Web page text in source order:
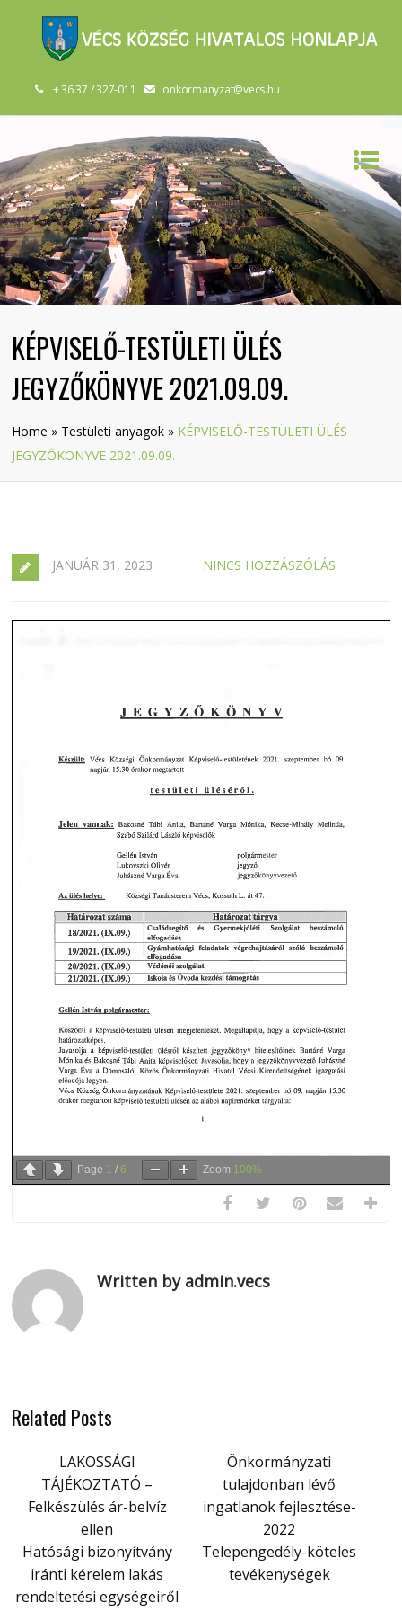
+ 36 37 / 327-011 onkormanyzat@vecs.hu
KÉPVISELŐ-TESTÜLETI ÜLÉS
JEGYZŐKÖNYVE 2021.09.09.
Home » Testületi anyagok » KÉPVISELŐ-TESTÜLETI ÜLÉS
JEGYZŐKÖNYVE 2021.09.09.
JANUÁR 31, 2023 NINCS HOZZÁSZÓLÁS
Page 1 / 6 Zoom 100%
Written by admin.vecs
Related Posts
LAKOSSÁGI
TÁJÉKOZTATÓ –
Felkészülés ár-belvíz
ellen
Önkormányzati
tulajdonban lévő
ingatlanok fejlesztése-
2022
Hatósági bizonyítvány
iránti kérelem lakás
rendeltetési egységeiről
Telepengedély-köteles
tevékenységek